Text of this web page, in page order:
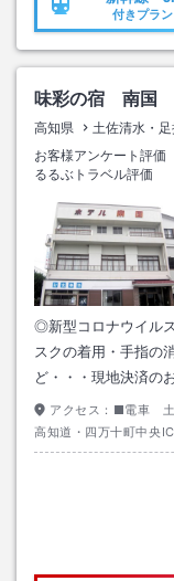
付きプラン
味彩の宿 南国
高知県 土佐清水・
お客様アンケート評価
るるぶトラベル評価
◎新型コロナウイル
スクの着用・手指の
ど・・・現地決済の
アクセス： ■電車 土
高知道・四万十町中央